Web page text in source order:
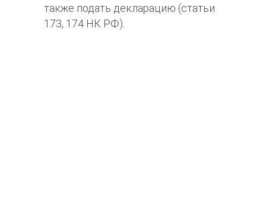
также подать декларацию (статьи
173, 174 НК РФ).